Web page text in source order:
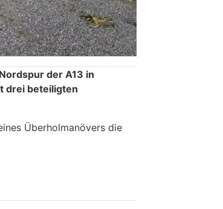
der A13 in
drei beteiligten
Überholmanövers die